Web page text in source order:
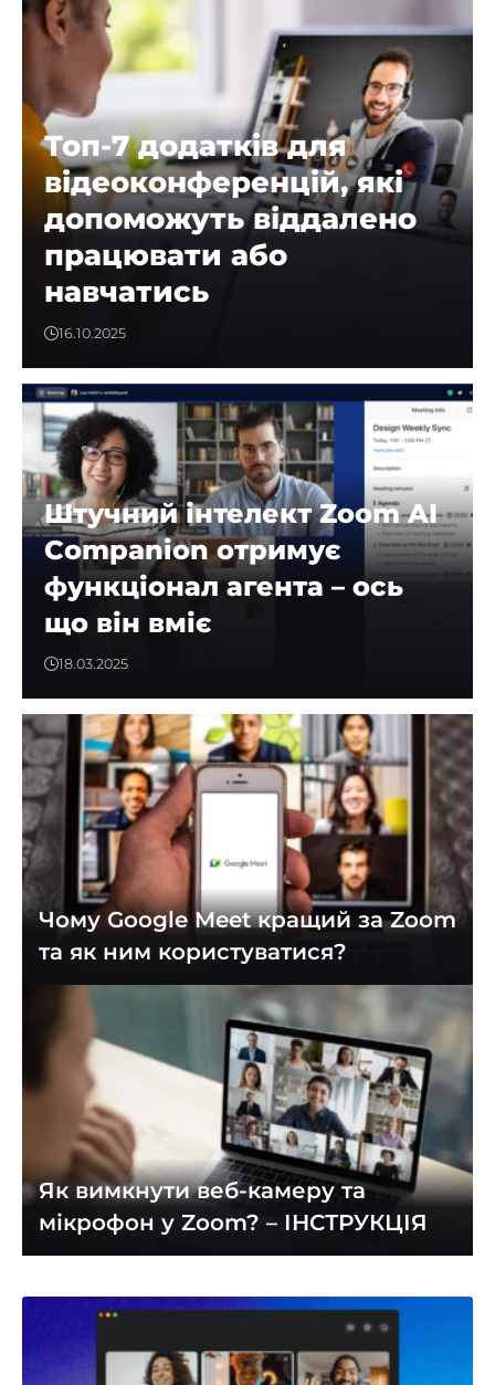
Топ-7 додатків для
відеоконференцій, які
допоможуть віддалено
працювати або
навчатись
16.10.2025
Штучний інтелект Zoom AI
Companion отримує
функціонал агента – ось
що він вміє
18.03.2025
Чому Google Meet кращий за Zoom
та як ним користуватися?
Як вимкнути веб-камеру та
мікрофон у Zoom? – ІНСТРУКЦІЯ